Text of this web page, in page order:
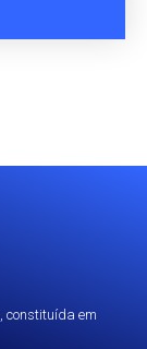
constituída em